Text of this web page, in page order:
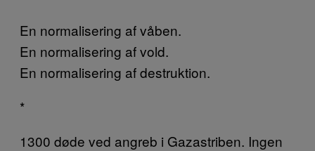
En normalisering af våben.
En normalisering af vold.
En normalisering af destruktion.
*
1300 døde ved angreb i Gazastriben. Ingen